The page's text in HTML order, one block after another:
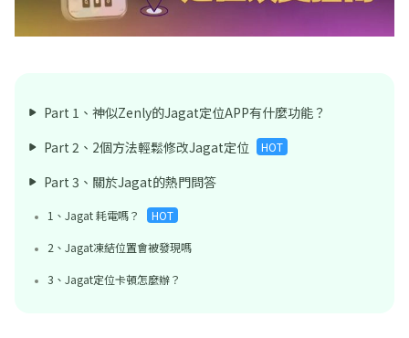
Part 1、神似Zenly的Jagat定位APP有什麼功能？
Part 2、2個方法輕鬆修改Jagat定位
HOT
Part 3、關於Jagat的熱門問答
1、Jagat 耗電嗎？ HOT
2、Jagat凍結位置會被發現嗎
3、Jagat定位卡頓怎麼辦？